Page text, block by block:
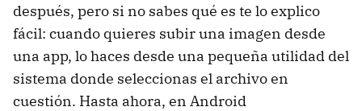
después, pero si no sabes qué es te lo explico
fácil: cuando quieres subir una imagen desde
una app, lo haces desde una pequeña utilidad del
sistema donde seleccionas el archivo en
cuestión. Hasta ahora, en Android